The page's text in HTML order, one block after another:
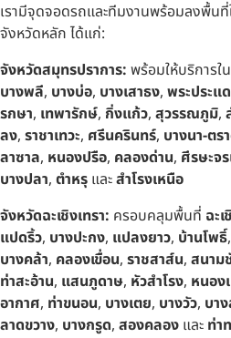
เรามีจุดจอดรถและทีมงานพร้อมลงพื้น
จังหวัดหลัก ได้แก่:
จังหวัดสมุทรปราการ: พร้อมให้บริการใ
บางพลี, บางบ่อ, บางเสาธง, พระประแ
รกษา, เทพารักษ์, กิ่งแก้ว, สุวรรณภูมิ,
ลง, ราชาเทวะ, ศรีนครินทร์, บางนา-ตร
ลาซาล, หนองปรือ, คลองด่าน, ศีรษะจ
บางปลา, ตำหรุ และสำโรงเหนือ
จังหวัดฉะเชิงเทรา: ครอบคลุมพื้นที่ ฉะเ
แปดริ้ว, บางปะกง, แปลงยาว, บ้านโพธิ์,
บางคล้า, คลองเขื่อน, ราชสาส์น, สนาม
ท่าสะอ้าน, แสนภูดาษ, หัวสำโรง, หนอง
อากาศ, ท่าขนอน, บางเตย, บางวัว, บา
ลาดขวาง, บางกรูด, สองคลอง และ ท่า